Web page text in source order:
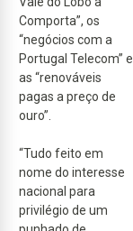
Comporta”, os
“negócios com a
Portugal Telecom” e
as “renováveis
pagas a preço de
ouro”.
“Tudo feito em
nome do interesse
nacional para
privilégio de um